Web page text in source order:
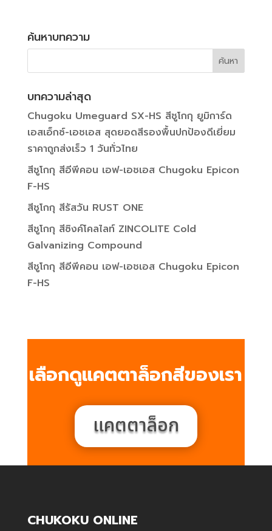
ค้นหาบทความ
บทความล่าสุด
Chugoku Umeguard SX-HS สีชูโกกุ ยูมิการ์ด
เอสเอ็กซ์-เอชเอส สุดยอดสีรองพื้นปกป้องดีเยี่ยม
ราคาถูกส่งเร็ว 1 วันทั่วไทย
สีชูโกกุ สีอีพีคอน เอฟ-เอชเอส Chugoku Epicon
F-HS
สีชูโกกุ สีรัสวัน RUST ONE
สีชูโกกุ สีซิงค์โคลไลท์ ZINCOLITE Cold
Galvanizing Compound
สีชูโกกุ สีอีพีคอน เอฟ-เอชเอส Chugoku Epicon
F-HS
เลือกดูแคตตาล็อกสีของเรา
แคตตาล็อก
CHUKOKU ONLINE